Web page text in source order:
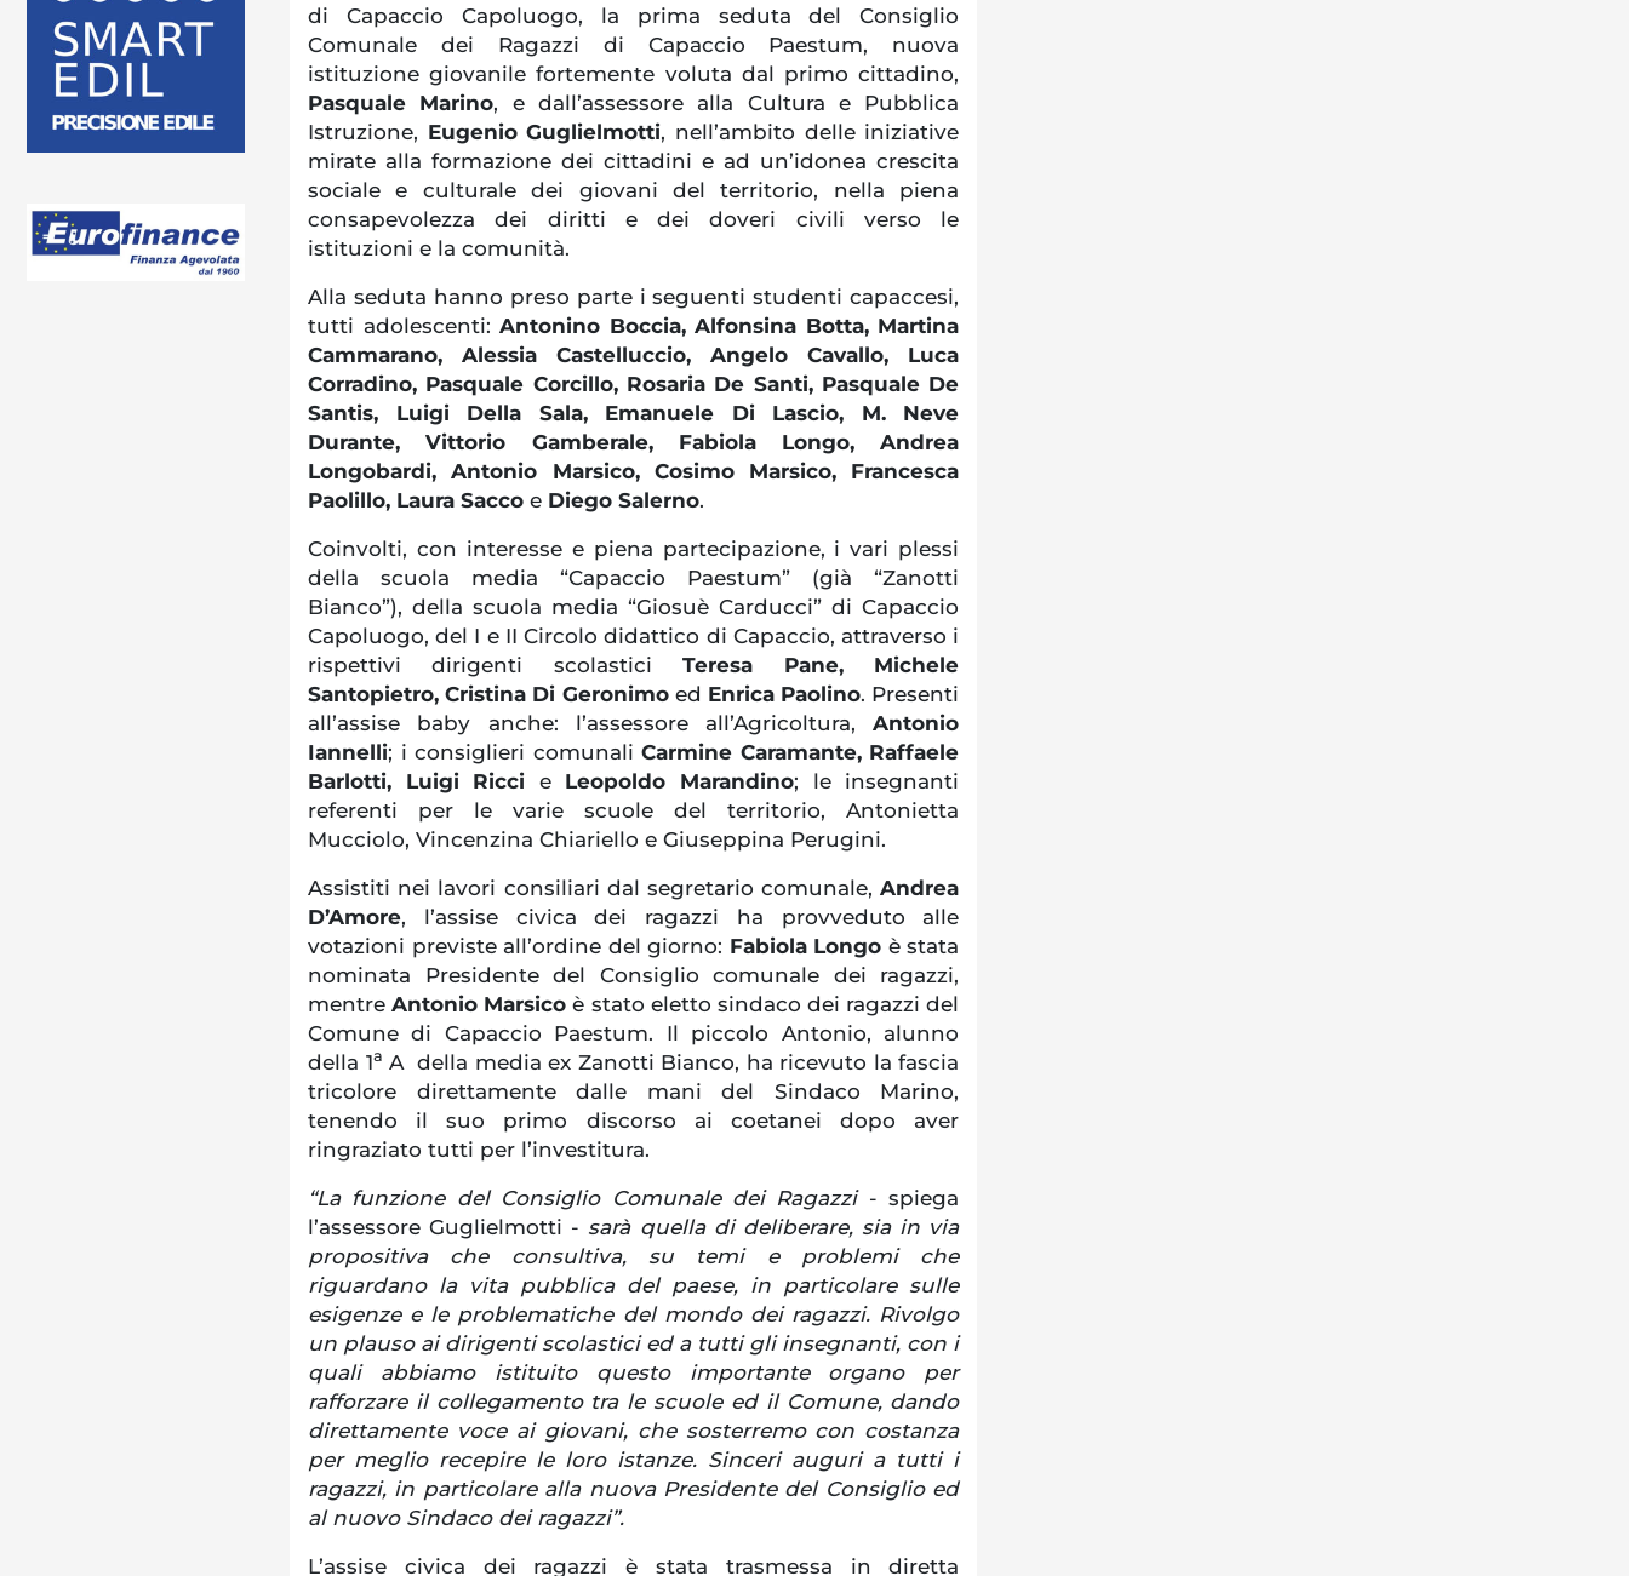
di Capaccio Capoluogo, la prima seduta del Consiglio
Comunale dei Ragazzi di Capaccio Paestum, nuova
istituzione giovanile fortemente voluta dal primo cittadino,
Pasquale Marino, e dall’assessore alla Cultura e Pubblica
Istruzione, Eugenio Guglielmotti, nell’ambito delle iniziative
mirate alla formazione dei cittadini e ad un’idonea crescita
sociale e culturale dei giovani del territorio, nella piena
consapevolezza dei diritti e dei doveri civili verso le
istituzioni e la comunità.
Alla seduta hanno preso parte i seguenti studenti capaccesi,
tutti adolescenti:Antonino Boccia, Alfonsina Botta, Martina
Cammarano, Alessia Castelluccio, Angelo Cavallo, Luca
Corradino, Pasquale Corcillo, Rosaria De Santi, Pasquale De
Santis, Luigi Della Sala, Emanuele Di Lascio, M. Neve
Durante, Vittorio Gamberale, Fabiola Longo, Andrea
Longobardi, Antonio Marsico, Cosimo Marsico, Francesca
Paolillo, Laura Sacco e Diego Salerno.
Coinvolti, con interesse e piena partecipazione, i vari plessi
della scuola media “Capaccio Paestum” (già “Zanotti
Bianco”), della scuola media “Giosuè Carducci” di Capaccio
Capoluogo, del I e II Circolo didattico di Capaccio, attraverso i
rispettivi dirigenti scolasticiTeresa Pane, Michele
Santopietro, Cristina Di Geronimoed Enrica Paolino. Presenti
all’assise baby anche: l’assessore all’Agricoltura,Antonio
Iannelli; i consiglieri comunaliCarmine Caramante, Raffaele
Barlotti, Luigi Ricci e Leopoldo Marandino; le insegnanti
referenti per le varie scuole del territorio, Antonietta
Mucciolo, Vincenzina Chiariello e Giuseppina Perugini.
Assistiti nei lavori consiliari dal segretario comunale, Andrea
D’Amore, l’assise civica dei ragazzi ha provveduto alle
votazioni previste all’ordine del giorno: Fabiola Longo è stata
nominata Presidente del Consiglio comunale dei ragazzi,
mentreAntonio Marsico è stato eletto sindaco dei ragazzi del
Comune di Capaccio Paestum. Il piccolo Antonio, alunno
della 1a A della media ex Zanotti Bianco, ha ricevuto la fascia
tricolore direttamente dalle mani del Sindaco Marino,
tenendo il suo primo discorso ai coetanei dopo aver
ringraziato tutti per l’investitura.
“La funzione del Consiglio Comunale dei Ragazzi - spiega
l’assessore Guglielmotti - sarà quella di deliberare, sia in via
propositiva che consultiva, su temi e problemi che
riguardano la vita pubblica del paese, in particolare sulle
esigenze e le problematiche del mondo dei ragazzi. Rivolgo
un plauso ai dirigenti scolastici ed a tutti gli insegnanti, con i
quali abbiamo istituito questo importante organo per
rafforzare il collegamento tra le scuole ed il Comune, dando
direttamente voce ai giovani, che sosterremo con costanza
per meglio recepire le loro istanze. Sinceri auguri a tutti i
ragazzi, in particolare alla nuova Presidente del Consiglio ed
al nuovo Sindaco dei ragazzi”.
L’assise civica dei ragazzi è stata trasmessa in diretta